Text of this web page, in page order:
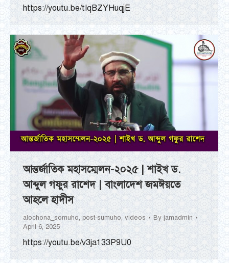
https://youtu.be/tIqBZYHuqjE
আন্তর্জাতিক মহাসম্মেলন-২০২৫ | শাইখ ড.
আব্দুল গফুর রাশেদ | বাংলাদেশ জমঈয়তে
আহলে হাদীস
alochona_somuho, post-sumuho, videos By jamadmin
April 6, 2025
https://youtu.be/v3ja133P9U0